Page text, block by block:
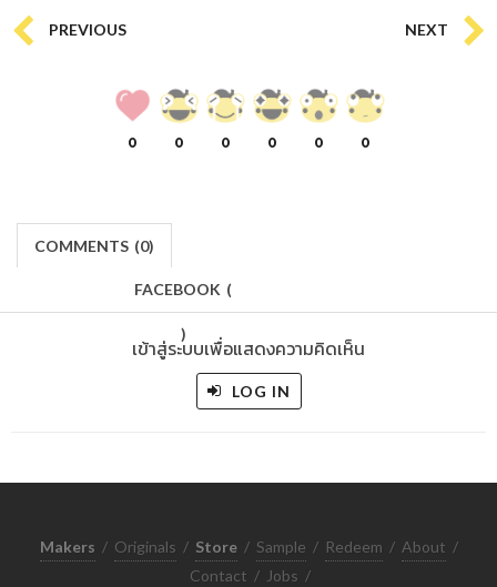
PREVIOUS NEXT
0 0 0 0 0 0
COMMENTS (0)
FACEBOOK (
)
เข้าสู่ระบบเพื่อแสดงความคิดเห็น
LOG IN
Makers / Originals / Store / Sample / Redeem / About /
Contact / Jobs /